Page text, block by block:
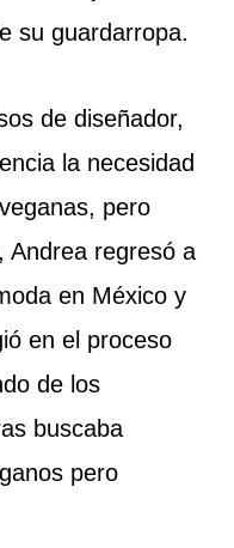
su guardarropa.
de diseñador,
la necesidad
pero
Andrea regresó a
en México y
en el proceso
de los
buscaba
pero